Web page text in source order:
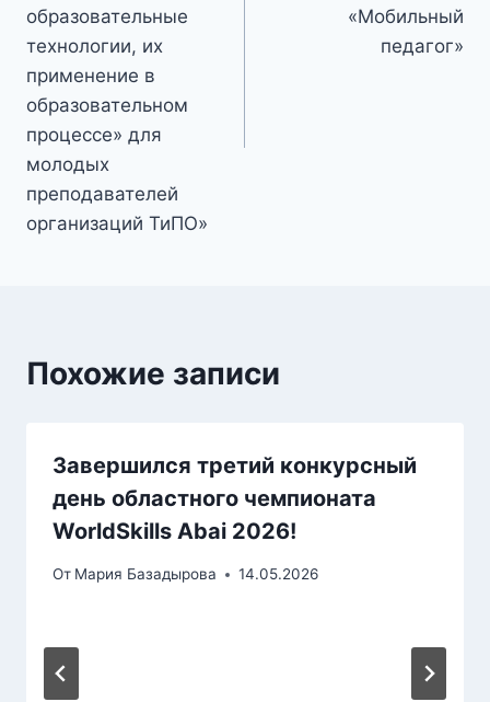
образовательные
технологии, их
применение в
образовательном
процессе» для
молодых
преподавателей
организаций ТиПО»
«Мобильный
педагог»
Похожие записи
Завершился третий конкурсный
день областного чемпионата
WorldSkills Abai 2026!
От Мария Базадырова 14.05.2026